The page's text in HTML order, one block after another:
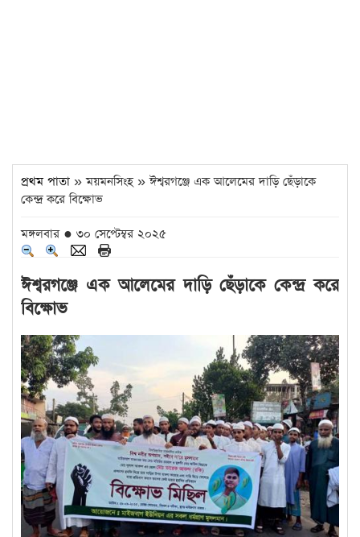
প্রথম পাতা » ময়মনসিংহ » ঈশ্বরগঞ্জে এক আলেমের দাড়ি ছেঁড়াকে
কেন্দ্র করে বিক্ষোভ
মঙ্গলবার ● ৩০ সেপ্টেম্বর ২০২৫
ঈশ্বরগঞ্জে এক আলেমের দাড়ি ছেঁড়াকে কেন্দ্র করে
বিক্ষোভ